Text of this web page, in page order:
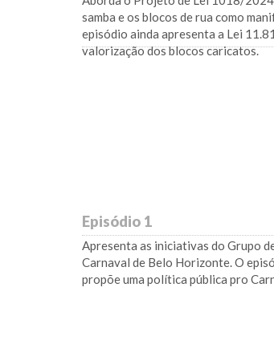
samba e os blocos de rua como
episódio ainda apresenta a Lei
valorização dos blocos caricatos.
Episódio 1
Apresenta as iniciativas do Grupo
Carnaval de Belo Horizonte. O
propõe uma política pública pro